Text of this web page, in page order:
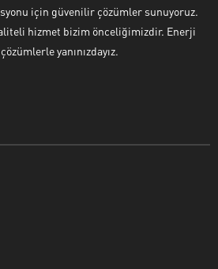
için güvenilir çözümler sunuyoruz.
hizmet bizim önceliğimizdir. Enerji
yanınızdayız.